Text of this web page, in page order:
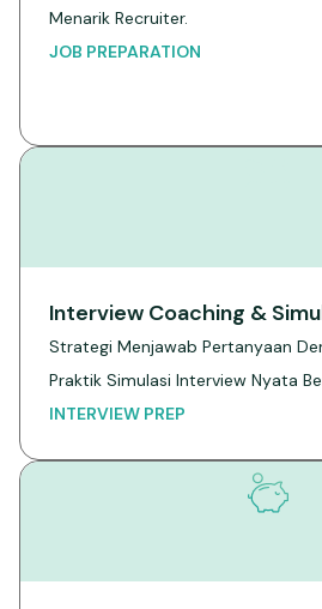
Menarik Recruiter.
JOB PREPARATION
Interview Coaching &
Strategi Menjawab Pertanyaan
Praktik Simulasi Interview Nyata
INTERVIEW PREP